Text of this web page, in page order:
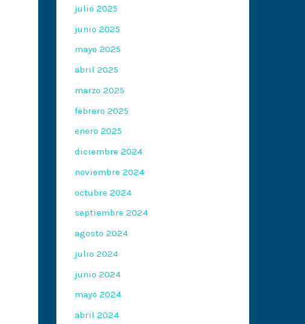
julio 2025
junio 2025
mayo 2025
abril 2025
marzo 2025
febrero 2025
enero 2025
diciembre 2024
noviembre 2024
octubre 2024
septiembre 2024
agosto 2024
julio 2024
junio 2024
mayo 2024
abril 2024